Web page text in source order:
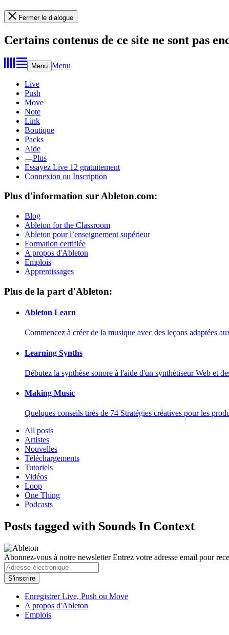
Fermer le dialogue
Certains contenus de ce site ne sont pas
Menu Menu
Live
Push
Move
Note
Link
Boutique
Packs
Aide
Plus
Essayez Live 12 gratuitement
Connexion ou Inscription
Plus d'information sur Ableton.com:
Blog
Ableton for the Classroom
Ableton pour l’enseignement supérieur
Formation certifiée
A propos d'Ableton
Emplois
Apprentissages
Plus de la part d'Ableton:
Ableton Learn
Commencez à créer de la musique avec des leçons adaptées
Learning Synths
Débutez la synthèse sonore à l'aide d'un synthétiseur Web et
Making Music
Quelques conseils tirés de 74 Stratégies créatives pour les
All posts
Artistes
Nouvelles
Téléchargements
Tutoriels
Vidéos
Loop
One Thing
Podcasts
Posts tagged with Sounds In Context
Abonnez-vous à notre newsletterEntrez votre adresse email pour
Enregistrer Live, Push ou Move
A propos d'Ableton
Emplois